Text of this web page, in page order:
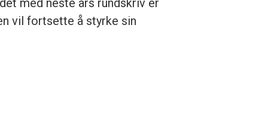
med neste års rundskriv er
vil fortsette å styrke sin